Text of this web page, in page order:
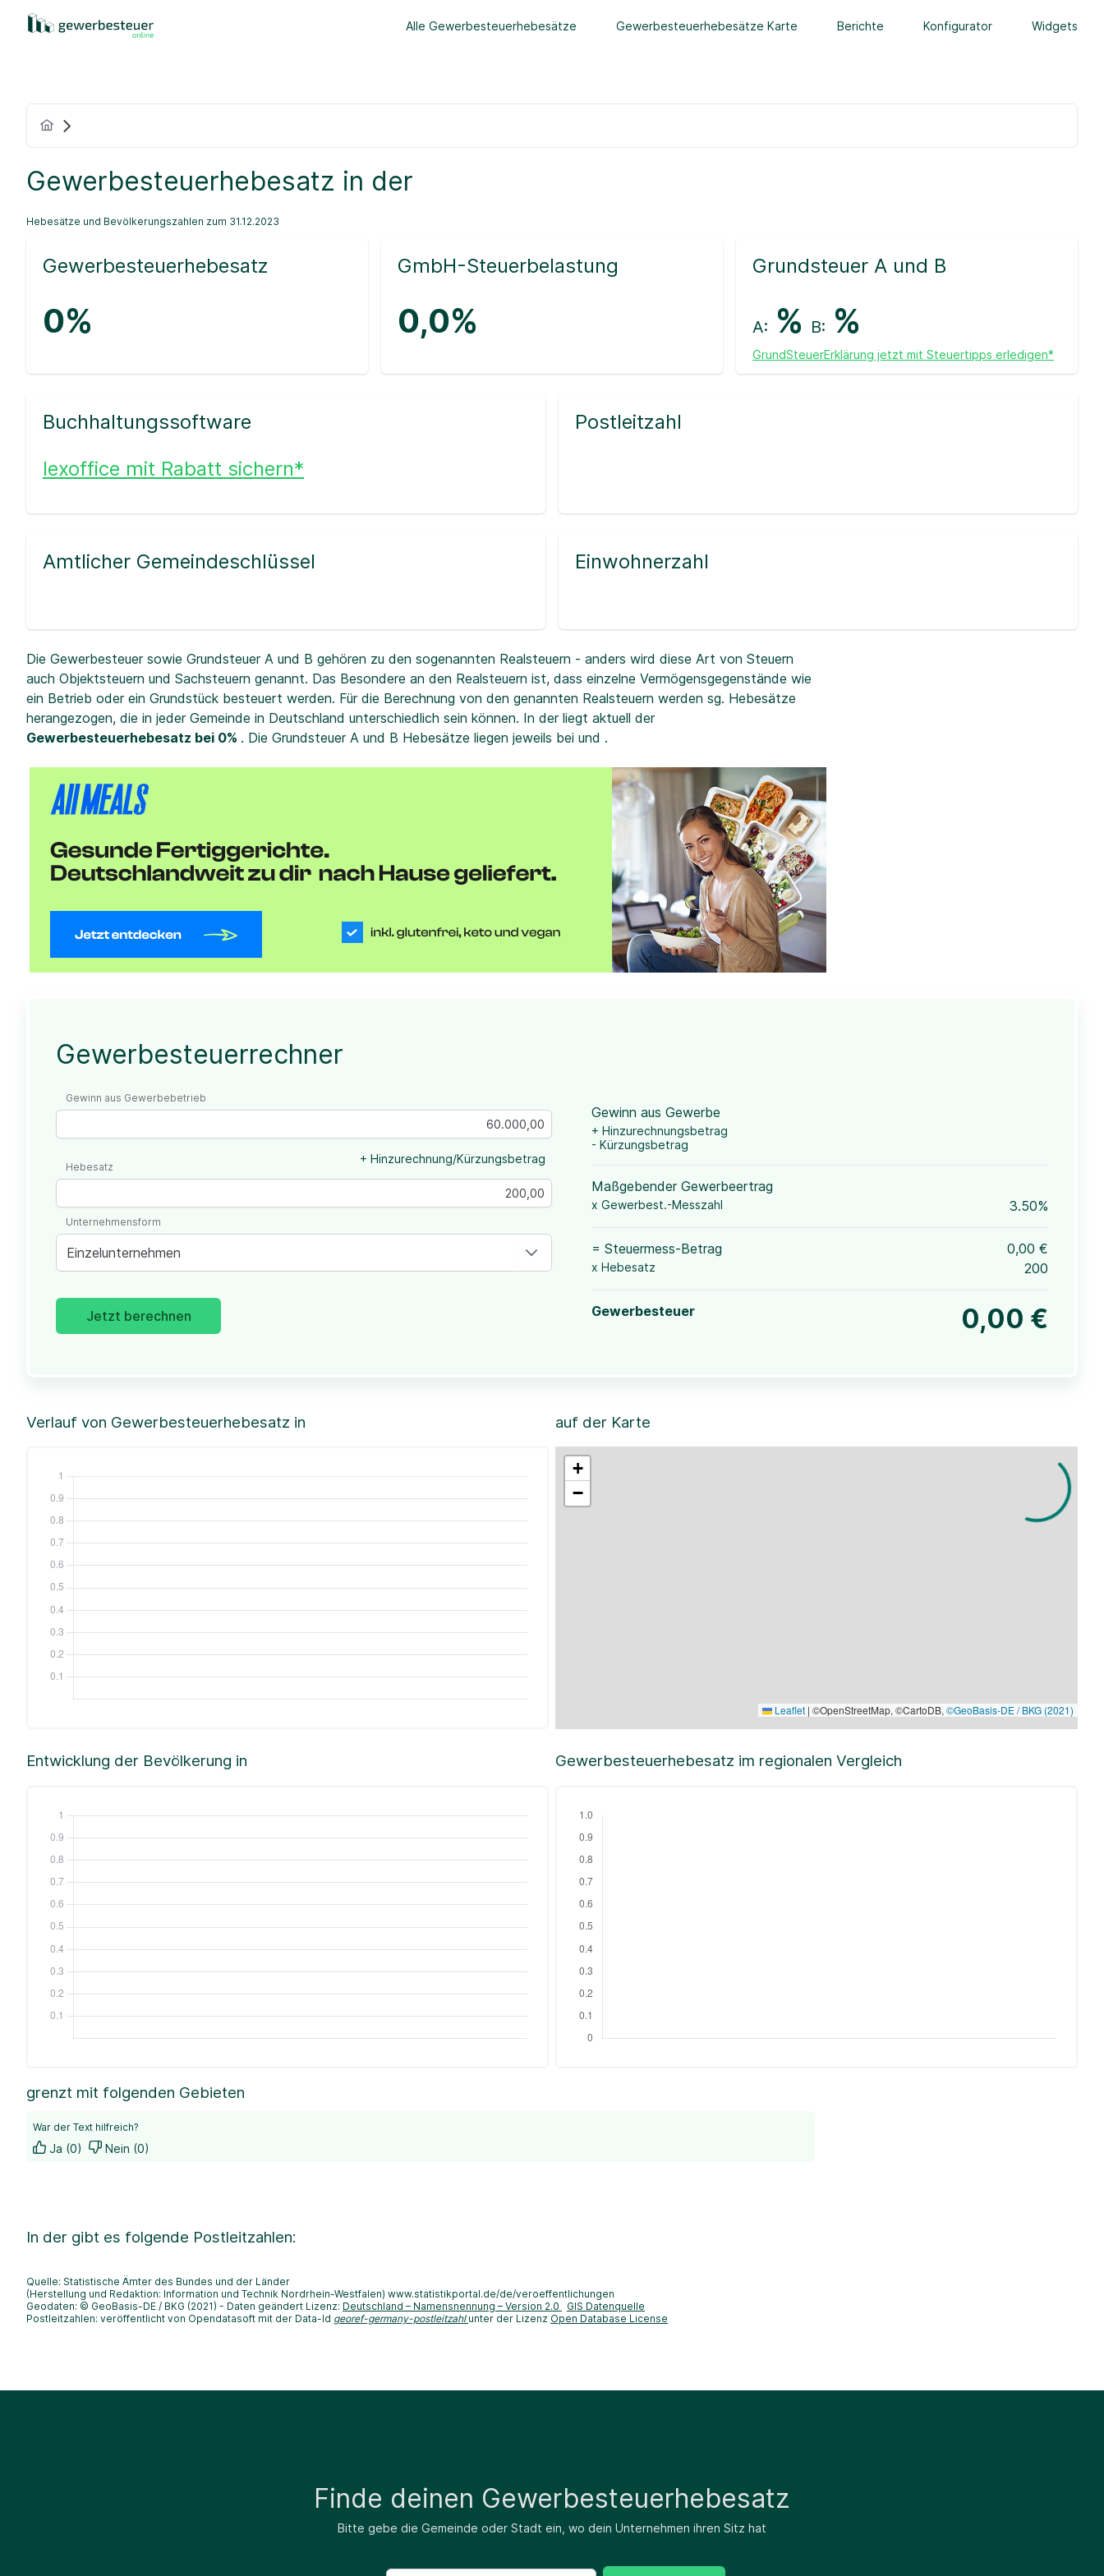
Alle Gewerbesteuerhebesätze Gewerbesteuerhebesätze Karte Berichte Konfigurator Widgets
Gewerbesteuerhebesatz in der
Hebesätze und Bevölkerungszahlen zum 31.12.2023
Gewerbesteuerhebesatz
0%
GmbH-Steuerbelastung
0,0%
Grundsteuer A und B
A: % B: %
GrundSteuerErklärung jetzt mit Steuertipps erledigen*
Buchhaltungssoftware
lexoffice mit Rabatt sichern*
Postleitzahl
Amtlicher Gemeindeschlüssel Einwohnerzahl
Die Gewerbesteuer sowie Grundsteuer A und B gehören zu den sogenannten Realsteuern - anders wird diese Art von Steuern
auch Objektsteuern und Sachsteuern genannt. Das Besondere an den Realsteuern ist, dass einzelne Vermögensgegenstände wie
ein Betrieb oder ein Grundstück besteuert werden. Für die Berechnung von den genannten Realsteuern werden sg. Hebesätze
herangezogen, die in jeder Gemeinde in Deutschland unterschiedlich sein können. In der liegt aktuell der
Gewerbesteuerhebesatz bei 0% . Die Grundsteuer A und B Hebesätze liegen jeweils bei und .
Gewerbesteuerrechner
Gewinn aus Gewerbebetrieb
+ Hinzurechnung/Kürzungsbetrag
Hebesatz
Einzelunternehmen
Unternehmensform
Jetzt berechnen
Gewinn aus Gewerbe
+ Hinzurechnungsbetrag
- Kürzungsbetrag
Maßgebender Gewerbeertrag
x Gewerbest.-Messzahl 3.50%
= Steuermess-Betrag 0,00 €
x Hebesatz 200
Gewerbesteuer 0,00 €
Verlauf von Gewerbesteuerhebesatz in auf der Karte
+
−
Leaflet | ©OpenStreetMap, ©CartoDB, ©GeoBasis-DE / BKG (2021)
Entwicklung der Bevölkerung in Gewerbesteuerhebesatz im regionalen Vergleich
grenzt mit folgenden Gebieten
War der Text hilfreich?
Ja (0) Nein (0)
In der gibt es folgende Postleitzahlen:
Quelle: Statistische Ämter des Bundes und der Länder
(Herstellung und Redaktion: Information und Technik Nordrhein-Westfalen) www.statistikportal.de/de/veroeffentlichungen
Geodaten: © GeoBasis-DE / BKG (2021) - Daten geändert Lizenz: Deutschland – Namensnennung – Version 2.0
GIS Datenquelle
Postleitzahlen: veröffentlicht von Opendatasoft mit der Data-Id georef-germany-postleitzahl unter der Lizenz Open Database License
Finde deinen Gewerbesteuerhebesatz
Bitte gebe die Gemeinde oder Stadt ein, wo dein Unternehmen ihren Sitz hat